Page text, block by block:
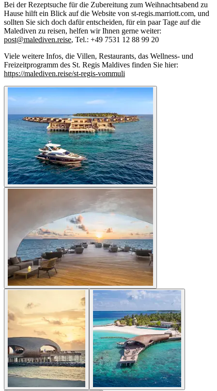
Bei der Rezeptsuche für die Zubereitung zum Weihnachtsabend zu
Hause hilft ein Blick auf die Website von st-regis.marriott.com, und
sollten Sie sich doch dafür entscheiden, für ein paar Tage auf die
Malediven zu reisen, helfen wir Ihnen gerne weiter:
post@malediven.reise, Tel.: +49 7531 12 88 99 20
Viele weitere Infos, die Villen, Restaurants, das Wellness- und
Freizeitprogramm des St. Regis Maldives finden Sie hier:
https://malediven.reise/st-regis-vommuli